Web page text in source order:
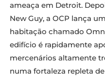
ameaça em Detroit.
New Guy, a OCP lança
habitação chamado
edifício é rapidamente
mercenários altamente
numa fortaleza repleta